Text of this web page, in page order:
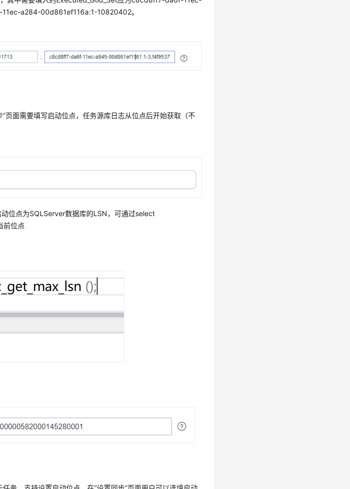
a284-00d861ef116a:1-10820402。
”页面需要填写启动位点，任务源库日志从位点后开始获取（不
位点为SQLServer数据库的LSN，可通过select
前位点